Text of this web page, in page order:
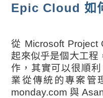
Epic Cloud 如
從 Microsoft
起來似乎是個大工程
作，其實可以很順利
業從傳統的專案管
monday.com 與